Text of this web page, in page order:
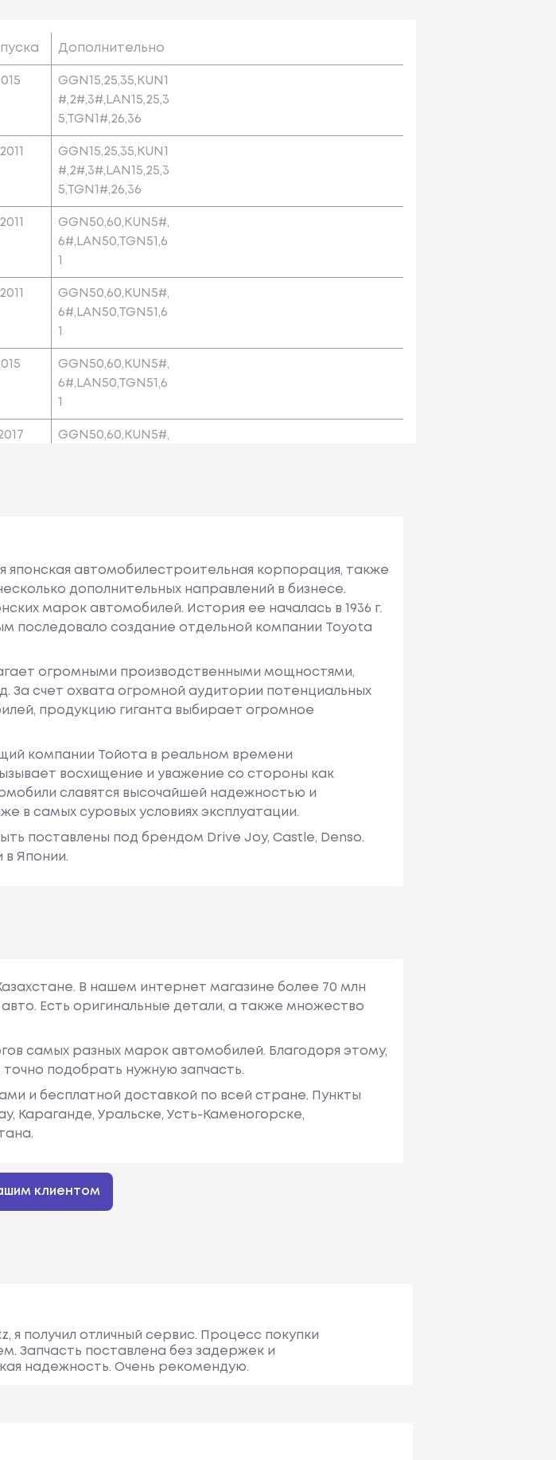
Дополнительно
GGN15,25,35,KUN1
#,2#,3#,LAN15,25,3
5,TGN1#,26,36
GGN15,25,35,KUN1
#,2#,3#,LAN15,25,3
5,TGN1#,26,36
GGN50,60,KUN5#,
6#,LAN50,TGN51,6
1
GGN50,60,KUN5#,
6#,LAN50,TGN51,6
1
GGN50,60,KUN5#,
6#,LAN50,TGN51,6
1
GGN50,60,KUN5#,
автомобилестроительная корпорация, также
дополнительных направлений в бизнесе.
марок автомобилей. История ее началась в 1936 г.
последовало создание отдельной компании Toyota
огромными производственными мощностями,
За счет охвата огромной аудитории потенциальных
продукцию гиганта выбирает огромное
компании Тойота в реальном времени
восхищение и уважение со стороны как
славятся высочайшей надежностью и
в самых суровых условиях эксплуатации.
поставлены под брендом Drive Joy, Castle, Denso.
в Японии.
В нашем интернет магазине более 70 млн
Есть оригинальные детали, а также множество
самых разных марок автомобилей. Благодоря этому,
подобрать нужную запчасть.
и бесплатной доставкой по всей стране. Пункты
Караганде, Уральске, Усть-Каменогорске,
клиентом
я получил отличный сервис. Процесс покупки
Запчасть поставлена без задержек и
надежность. Очень рекомендую.